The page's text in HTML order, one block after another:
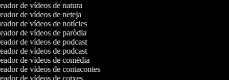
de vídeos de natura
de vídeos de neteja
de vídeos de notícies
de vídeos de paròdia
de vídeos de podcast
de vídeos de podcast
de vídeos de comèdia
de vídeos de contacontes